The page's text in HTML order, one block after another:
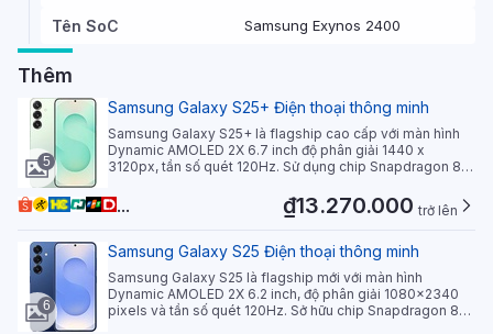
Tên SoC Samsung Exynos 2400
Thêm
5
Samsung Galaxy S25+ Điện thoại thông minh
Samsung Galaxy S25+ là flagship cao cấp với màn hình
Dynamic AMOLED 2X 6.7 inch độ phân giải 1440 x
3120px, tần số quét 120Hz. Sử dụng chip Snapdragon 8
camera sau 50MP+10MP+12MP chụp ảnh chuyên nghiệp,
pin 4900mAh sạc nhanh 45W. Thiết kế sang trọng với
IP68.
... ₫13.270.000 trở lên
6
Samsung Galaxy S25 Điện thoại thông minh
Samsung Galaxy S25 là flagship mới với màn hình
Dynamic AMOLED 2X 6.2 inch, độ phân giải 1080x2340
pixels và tần số quét 120Hz. Sở hữu chip Snapdragon 8